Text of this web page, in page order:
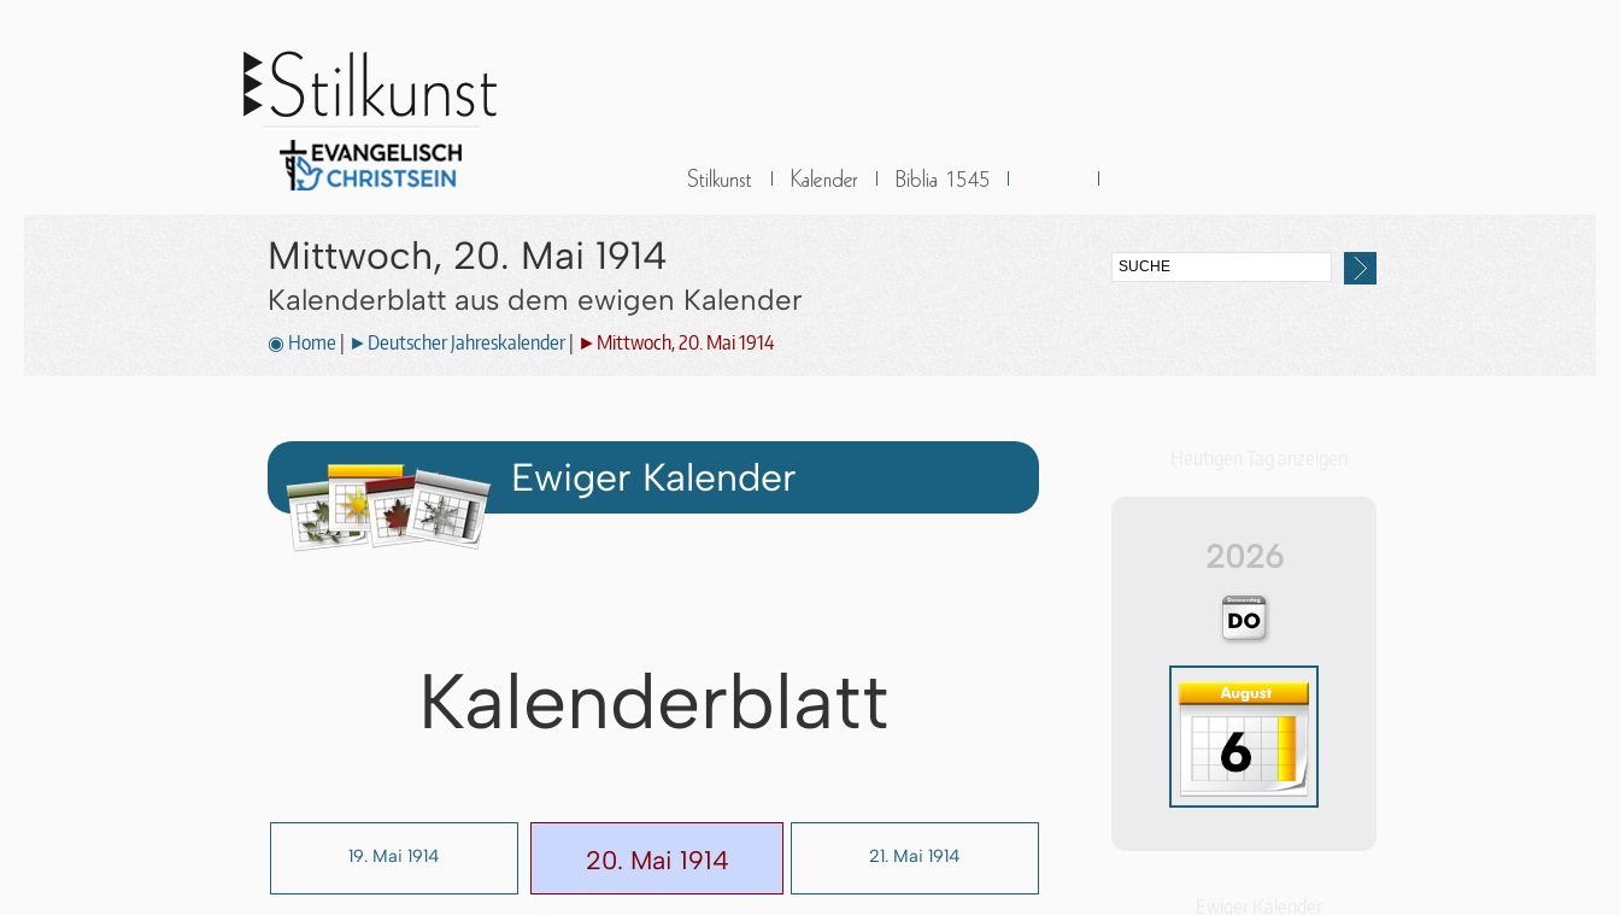
Mittwoch, 20. Mai 1914
Kalenderblatt aus dem ewigen Kalender
◉ Home ►Deutscher Jahreskalender| ►Mittwoch, 20. Mai 1914
Ewiger Kalender
Kalenderblatt
19. Mai 1914 20. Mai 1914 21. Mai 1914
2026